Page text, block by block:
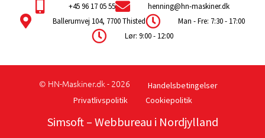
+45 96 17 05 55
henning@hn-maskiner.dk
Ballerumvej 104, 7700 Thisted
Man - Fre: 7:30 - 17:00
Lør: 9:00 - 12:00
© HN-Maskiner.dk - 2026
Handelsbetingelser
Privatlivspolitik
Cookiepolitik
Simsoft– Webbureau i Nordjylland